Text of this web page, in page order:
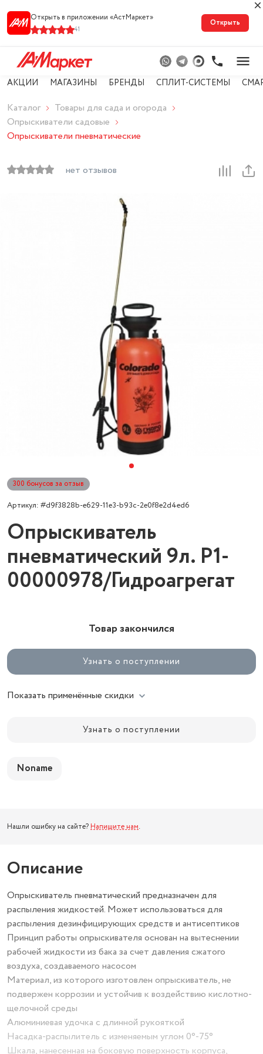
Открыть в приложении «АстМарке‪т‬»
41
Открыть
АКЦИИ МАГАЗИНЫ БРЕНДЫ СПЛИТ-СИСТЕМЫ
Каталог
Товары для сада и огорода
Опрыскиватели садовые
Опрыскиватели пневматические
нет отзывов
300 бонусов за отзыв
Артикул: #d9f3828b-e629-11e3-b93c-2e0f8e2d4ed6
Опрыскиватель
пневматический 9л. Р1-
00000978/Гидроагрегат
Товар закончился
Узнать о поступлении
Показать применённые скидки
Узнать о поступлении
Noname
Нашли ошибку на сайте? Напишите нам.
Описание
Опрыскиватель пневматический предназначен для
распыления жидкостей. Может использоваться для
распыления дезинфицирующих средств и антисептиков
Принцип работы опрыскивателя основан на вытеснении
рабочей жидкости из бака за счет давления сжатого
воздуха, создаваемого насосом
Материал, из которого изготовлен опрыскиватель, не
подвержен коррозии и устойчив к воздействию кислотно-
щелочной среды
Алюминиевая удочка с длинной рукояткой
Насадка-распылитель с изменяемым углом 0°-75°
Шкала, нанесенная на боковую поверхность корпуса,